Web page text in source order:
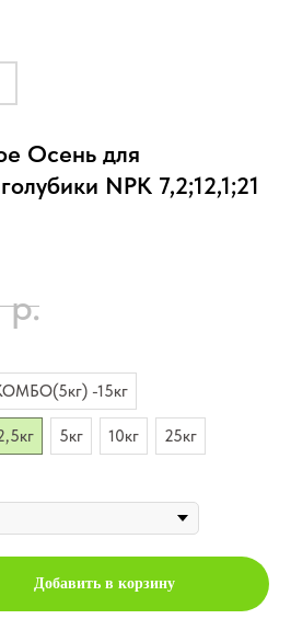
Осень для
NPK 7,2;12,1;21
р.
-15кг
5кг 10кг 25кг
Добавить в корзину